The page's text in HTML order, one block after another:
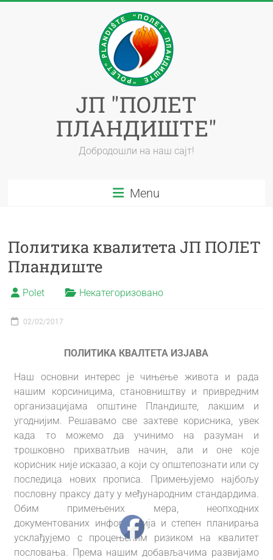
ЈП "ПОЛЕТ
ПЛАНДИШТЕ"
Добродошли на наш сајт!
Menu
Политика квалитета ЈП ПОЛЕТ
Пландиште
Polet Некатегоризовано
02/02/2017
ПОЛИТИКА КВАЛТЕТА ИЗЈАВА
Наш основни интерес је чињење живота и рада
нашим корсиницима, становништву и привредним
организацијама општине Пландиште, лакшим и
угоднијим. Решавамо све захтеве корисника, увек
када то можемо да учинимо на разуман и
трошковно прихватљив начин, али и оне које
корисник није исказао, а који су општепознати или су
последица нових прописа. Примењујемо најбољу
пословну праксу дату у међународним стандардима.
Обим примењених мера, неопходних
документованих информација и степен планирања
усклађујемо с процењеним ризиком на квалитет
пословања. Према нашим добављачима развијамо